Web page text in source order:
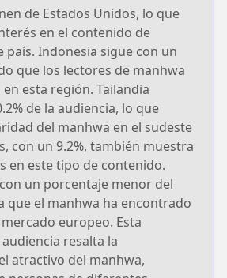
de Estados Unidos, lo que
en el contenido de
país. Indonesia sigue con un
que los lectores de manhwa
esta región. Tailandia
de la audiencia, lo que
del manhwa en el sudeste
con un 9.2%, también muestra
en este tipo de contenido.
un porcentaje menor del
que el manhwa ha encontrado
europeo. Esta
resalta la
atractivo del manhwa,